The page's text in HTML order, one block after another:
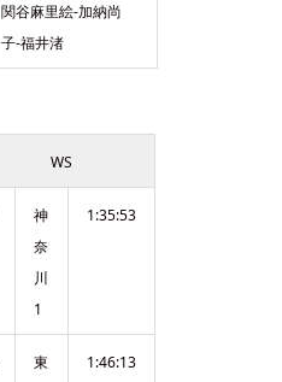
関谷麻里絵-加納尚
子-福井渚
WS
神
奈
川
1
1:35:53
東
1:46:13